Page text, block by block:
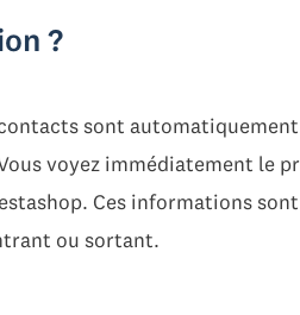
?
sont
voyez immédiatement le
Ces informations
ou sortant.